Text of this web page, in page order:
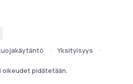
Yksityisyys
oikeudet pidätetään.